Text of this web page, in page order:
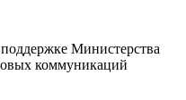
Министерства
коммуникаций